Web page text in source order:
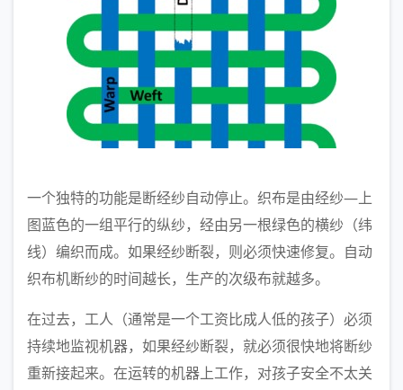
一个独特的功能是断经纱自动停止。织布是由经纱—上
图蓝色的一组平行的纵纱，经由另一根绿色的横纱（纬
线）编织而成。如果经纱断裂，则必须快速修复。自动
织布机断纱的时间越长，生产的次级布就越多。
在过去，工人（通常是一个工资比成人低的孩子）必须
持续地监视机器，如果经纱断裂，就必须很快地将断纱
重新接起来。在运转的机器上工作，对孩子安全不太关